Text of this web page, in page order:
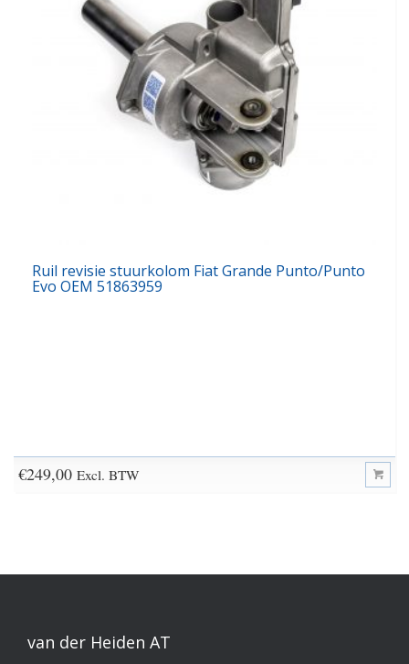
Ruil revisie stuurkolom Fiat Grande Punto/Punto
Evo OEM 51863959
€249,00 Excl. BTW
van der Heiden AT